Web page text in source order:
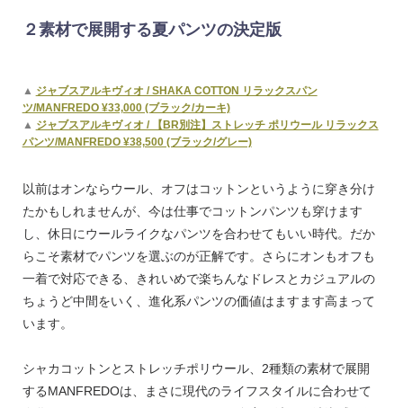
２素材で展開する夏パンツの決定版
▲ ジャブスアルキヴィオ / SHAKA COTTON リラックスパン
ツ/MANFREDO ¥33,000 (ブラック/カーキ)
▲ ジャブスアルキヴィオ / 【BR別注】ストレッチ ポリウール リラックス
パンツ/MANFREDO ¥38,500 (ブラック/グレー)
以前はオンならウール、オフはコットンというように穿き分け
たかもしれませんが、今は仕事でコットンパンツも穿けます
し、休日にウールライクなパンツを合わせてもいい時代。だか
らこそ素材でパンツを選ぶのが正解です。さらにオンもオフも
一着で対応できる、きれいめで楽ちんなドレスとカジュアルの
ちょうど中間をいく、進化系パンツの価値はますます高まって
います。
シャカコットンとストレッチポリウール、2種類の素材で展開
するMANFREDOは、まさに現代のライフスタイルに合わせて